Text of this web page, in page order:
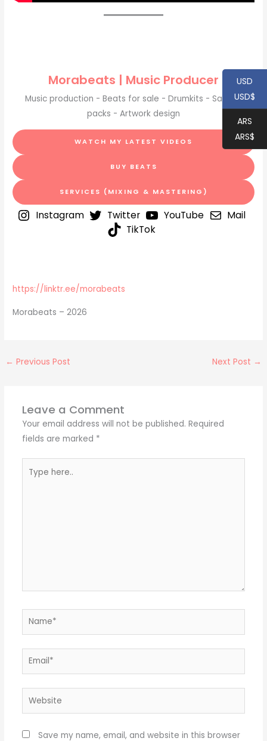
Morabeats | Music Producer
Music production - Beats for sale - Drumkits - Sample
packs - Artwork design
WATCH MY LATEST VIDEOS
BUY BEATS
SERVICES (MIXING & MASTERING)
Instagram Twitter YouTube
Mail
TikTok
https://linktr.ee/morabeats
Morabeats – 2026
← Previous Post Next Post →
Leave a Comment
Your email address will not be published. Required
fields are marked *
here..
Name*
Email*
Website
Save my name, email, and website in this browser
USD
USD$
ARS
ARS$